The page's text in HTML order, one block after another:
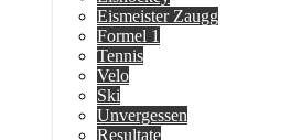
Eismeister Zaugg
Formel 1
Tennis
Velo
Ski
Unvergessen
Resultate